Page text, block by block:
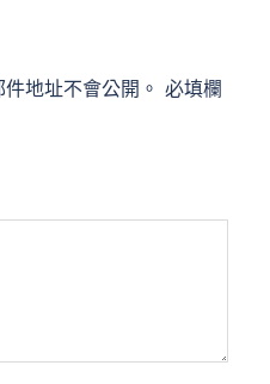
地址不會公開。 必填欄